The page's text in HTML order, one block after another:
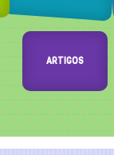
ARTIGOS